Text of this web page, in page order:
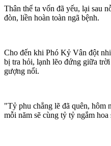
Thân thể ta vốn đã yếu, lại sau
đòn, liền hoàn toàn ngã bệnh.
Cho đến khi Phó Kỷ Vân đột
bị tra hỏi, lạnh lẽo đứng giữa
gượng nổi.
"Tỷ phu chẳng lẽ đã quên, hôm
mỗi năm sẽ cùng tỷ tỷ ngắm hoa